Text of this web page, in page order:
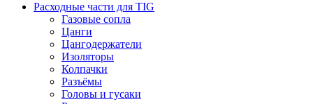
Расходные части для TIG
Газовые сопла
Цанги
Цангодержатели
Изоляторы
Колпачки
Разъёмы
Головы и гусаки